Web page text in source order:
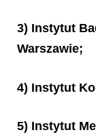
3) Instytut
Warszawie;
4) Instytut
5) Instytut